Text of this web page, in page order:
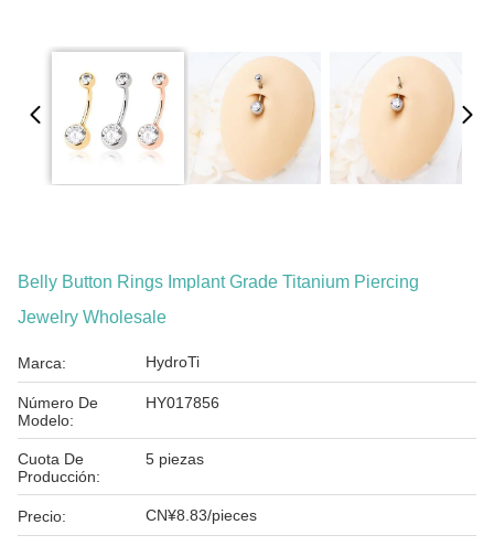
Belly Button Rings Implant Grade Titanium Piercing
Jewelry Wholesale
Marca: HydroTi
Número De
Modelo:
HY017856
Cuota De
Producción:
5 piezas
Precio: CN¥8.83/pieces